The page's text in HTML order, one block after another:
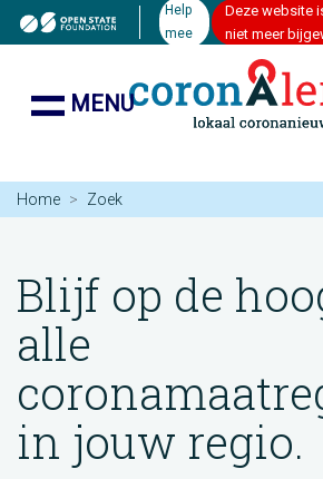
Help
mee
Deze website
niet meer
MENU
Home Zoek
Blijf op de
alle
in jouw regio.